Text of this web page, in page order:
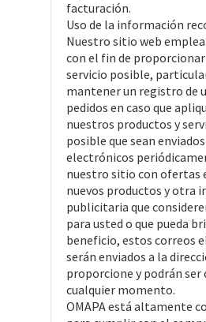
facturación.
Uso de la información
Nuestro sitio web
con el fin de
servicio posible,
mantener un registro de
pedidos en caso que
nuestros productos y
posible que sean
electrónicos
nuestro sitio con ofertas
nuevos productos y otra
publicitaria que
para usted o que pueda
beneficio, estos correos
serán enviados a la
proporcione y podrán ser
cualquier momento.
OMAPA está altamente